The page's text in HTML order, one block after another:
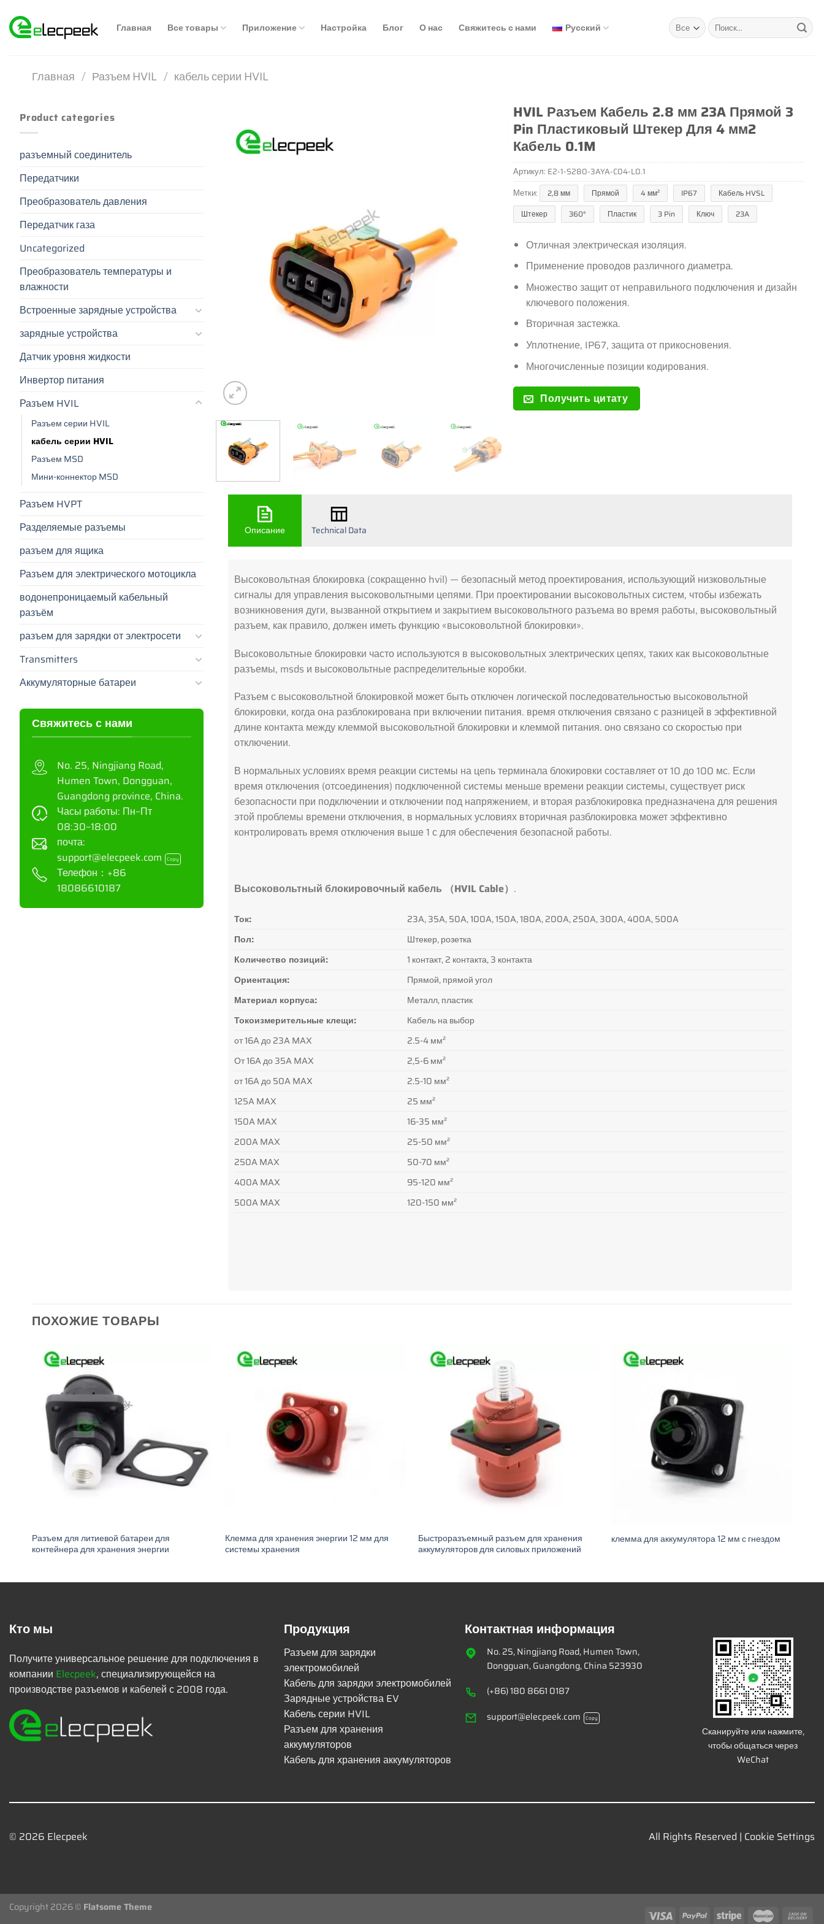
content
Главная Все товары Приложение Настройка Блог О нас Свяжитесь с нами Русский Искать:
Главная / Разъем HVIL / кабель серии HVIL
Product categories
разъемный соединитель
Передатчики
Преобразователь давления
Передатчик газа
Uncategorized
Преобразователь температуры и
влажности
Встроенные зарядные устройства
зарядные устройства
Датчик уровня жидкости
Инвертор питания
Разъем HVIL
Разъем серии HVIL
кабель серии HVIL
Разъем MSD
Мини-коннектор MSD
Разъем HVPT
Разделяемые разъемы
разъем для ящика
Разъем для электрического мотоцикла
водонепроницаемый кабельный
разъём
разъем для зарядки от электросети
Transmitters
Аккумуляторные батареи
Свяжитесь с нами
No. 25, Ningjiang Road,
Humen Town, Dongguan,
Guangdong province, China.
Часы работы: Пн~Пт
08:30~18:00
почта:
support@elecpeek.com
Copy
Телефон： +86
18086610187
HVIL Разъем Кабель 2.8 мм 23A Прямой 3
Pin Пластиковый Штекер Для 4 мм2
Кабель 0.1M
Артикул: E2-1-S280-3AYA-C04-L0.1
Метки:
2,8 мм Прямой 4 мм² IP67
Кабель HVSL
Штекер
360° Пластик 3 Pin Ключ 23A
Отличная электрическая изоляция.
Применение проводов различного диаметра.
Множество защит от неправильного подключения и дизайн
ключевого положения.
Вторичная застежка.
Уплотнение, IP67, защита от прикосновения.
Многочисленные позиции кодирования.
Получить цитату
Описание Technical Data
Высоковольтная блокировка (сокращенно hvil) — безопасный метод проектирования, использующий низковольтные
сигналы для управления высоковольтными цепями. При проектировании высоковольтных систем, чтобы избежать
возникновения дуги, вызванной открытием и закрытием высоковольтного разъема во время работы, высоковольтный
разъем, как правило, должен иметь функцию «высоковольтной блокировки».
Высоковольтные блокировки часто используются в высоковольтных электрических цепях, таких как высоковольтные
разъемы, msds и высоковольтные распределительные коробки.
Разъем с высоковольтной блокировкой может быть отключен логической последовательностью высоковольтной
блокировки, когда она разблокирована при включении питания. время отключения связано с разницей в эффективной
длине контакта между клеммой высоковольтной блокировки и клеммой питания. оно связано со скоростью при
отключении.
В нормальных условиях время реакции системы на цепь терминала блокировки составляет от 10 до 100 мс. Если
время отключения (отсоединения) подключенной системы меньше времени реакции системы, существует риск
безопасности при подключении и отключении под напряжением, и вторая разблокировка предназначена для решения
этой проблемы времени отключения, в нормальных условиях вторичная разблокировка может эффективно
контролировать время отключения выше 1 с для обеспечения безопасной работы.
Высоковольтный блокировочный кабель （HVIL Cable） .
Ток:
23A, 35A, 50A, 100A, 150A, 180A, 200A, 250A, 300A, 400A, 500A
Пол:
Штекер, розетка
Количество позиций:
1 контакт, 2 контакта, 3 контакта
Ориентация:
Прямой, прямой угол
Материал корпуса:
Металл, пластик
Токоизмерительные клещи:
Кабель на выбор
от 16A до 23A MAX
2.5-4 мм²
От 16A до 35A MAX
2,5-6 мм²
от 16A до 50A MAX
2.5-10 мм²
125A MAX
25 мм²
150A MAX
16-35 мм²
200A MAX
25-50 мм²
250A MAX
50-70 мм²
400A MAX
95-120 мм²
500A MAX
120-150 мм²
ПОХОЖИЕ ТОВАРЫ
Разъем для литиевой батареи для
контейнера для хранения энергии
Клемма для хранения энергии 12 мм для
системы хранения
Быстроразъемный разъем для хранения
аккумуляторов для силовых приложений
клемма для аккумулятора 12 мм с гнездом
Кто мы
Получите универсальное решение для подключения в
компании Elecpeek, специализирующейся на
производстве разъемов и кабелей с 2008 года.
Продукция
Разъем для зарядки
электромобилей
Кабель для зарядки электромобилей
Зарядные устройства EV
Кабель серии HVIL
Разъем для хранения
аккумуляторов
Кабель для хранения аккумуляторов
Контактная информация
No. 25, Ningjiang Road, Humen Town,
Dongguan, Guangdong, China 523930
(+86) 180 8661 0187
support@elecpeek.com
Copy
Сканируйте или нажмите,
чтобы общаться через
WeChat
© 2026 Elecpeek All Rights Reserved | Cookie Settings
Copyright 2026 © Flatsome Theme